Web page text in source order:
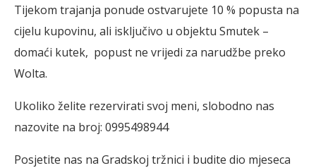
Tijekom trajanja ponude ostvarujete 10 % popusta na
cijelu kupovinu, ali isključivo u objektu Smutek –
domaći kutek, popust ne vrijedi za narudžbe preko
Wolta.
Ukoliko želite rezervirati svoj meni, slobodno nas
nazovite na broj: 0995498944
Posjetite nas na Gradskoj tržnici i budite dio mjeseca